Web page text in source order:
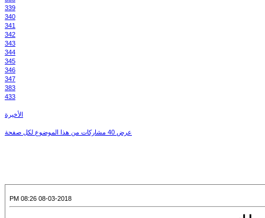
339
340
341
342
343
344
345
346
347
383
433
الأخيرة
عرض 40 مشاركات من هذا الموضوع لكل صفحة
08-03-2018 08:26 PM